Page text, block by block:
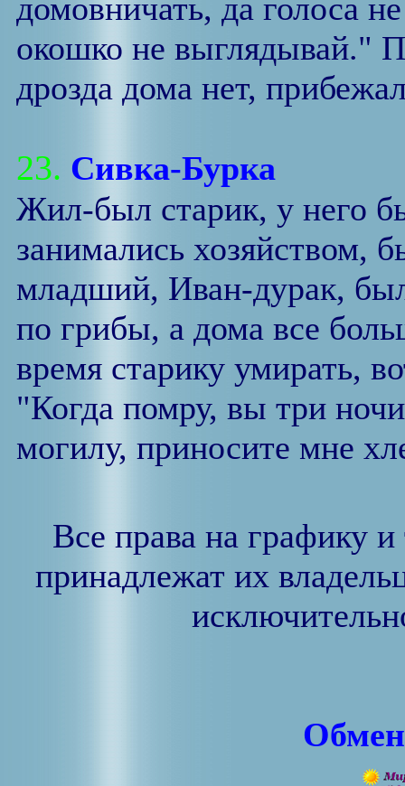
домовничать, да голоса
окошко не выглядывай."
дрозда дома нет,
23. Сивка-Бурка
Жил-был старик, у него
занимались хозяйством,
младший, Иван-дурак,
по грибы, а дома все
время старику умирать,
"Когда помру, вы три
могилу, приносите мне
Все права на графику
принадлежат их